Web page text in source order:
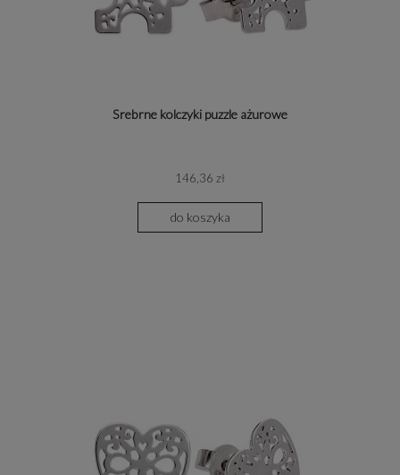
Srebrne kolczyki puzzle ażurowe
146,36 zł
do koszyka